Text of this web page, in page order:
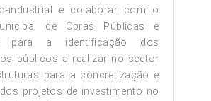
industrial e colaborar com o
de Obras Públicas e
para a identificação dos
públicos a realizar no sector
para a concretização e
projetos de investimento no